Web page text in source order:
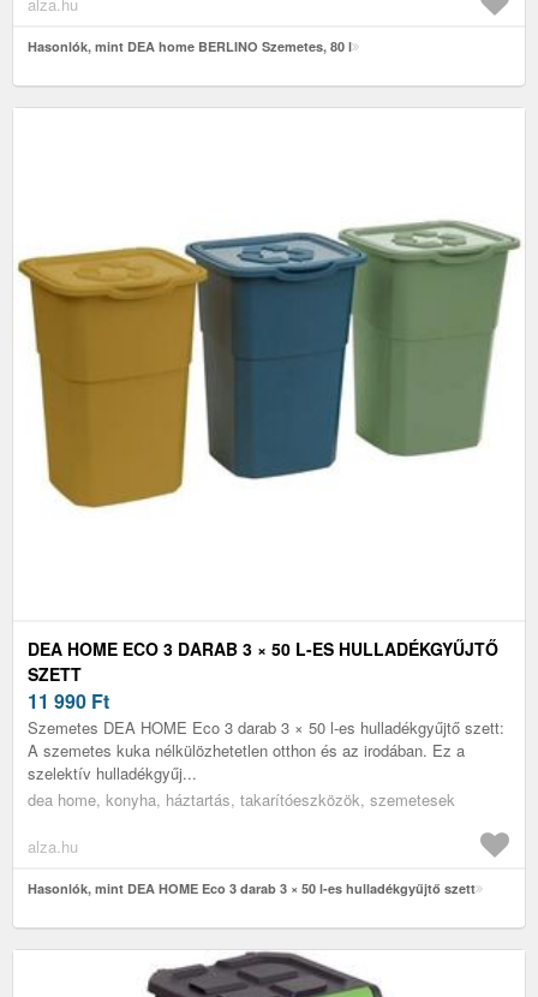
Hasonlók, mint DEA home BERLINO Szemetes, 80 l
DEA HOME ECO 3 DARAB 3 × 50 L-ES HULLADÉKGYŰJTŐ
SZETT
11 990 Ft
Szemetes DEA HOME Eco 3 darab 3 × 50 l-es hulladékgyűjtő szett:
A szemetes kuka nélkülözhetetlen otthon és az irodában. Ez a
szelektív hulladékgyűj...
dea home, konyha, háztartás, takarítóeszközök, szemetesek
alza.hu
Hasonlók, mint DEA HOME Eco 3 darab 3 × 50 l-es hulladékgyűjtő szett